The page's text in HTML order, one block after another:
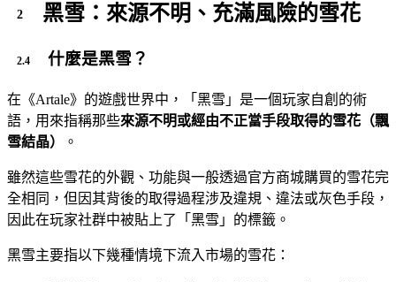
黑雪：來源不明、充滿風險的雪花
什麼是黑雪？
在《Artale》的遊戲世界中，「黑雪」是一個玩家自創的術
語，用來指稱那些來源不明或經由不正當手段取得的雪花（飄
雪結晶）
。
雖然這些雪花的外觀、功能與一般透過官方商城購買的雪花完
全相同，但因其背後的取得過程涉及違規、違法或灰色手段，
因此在玩家社群中被貼上了「黑雪」的標籤。
黑雪主要指以下幾種情境下流入市場的雪花：